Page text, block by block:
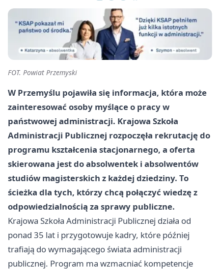
FOT. Powiat Przemyski
W Przemyślu pojawiła się informacja, która może
zainteresować osoby myślące o pracy w
państwowej administracji. Krajowa Szkoła
Administracji Publicznej rozpoczęła rekrutację do
programu kształcenia stacjonarnego, a oferta
skierowana jest do absolwentek i absolwentów
studiów magisterskich z każdej dziedziny. To
ścieżka dla tych, którzy chcą połączyć wiedzę z
odpowiedzialnością za sprawy publiczne.
Krajowa Szkoła Administracji Publicznej działa od
ponad 35 lat i przygotowuje kadry, które później
trafiają do wymagającego świata administracji
publicznej. Program ma wzmacniać kompetencje